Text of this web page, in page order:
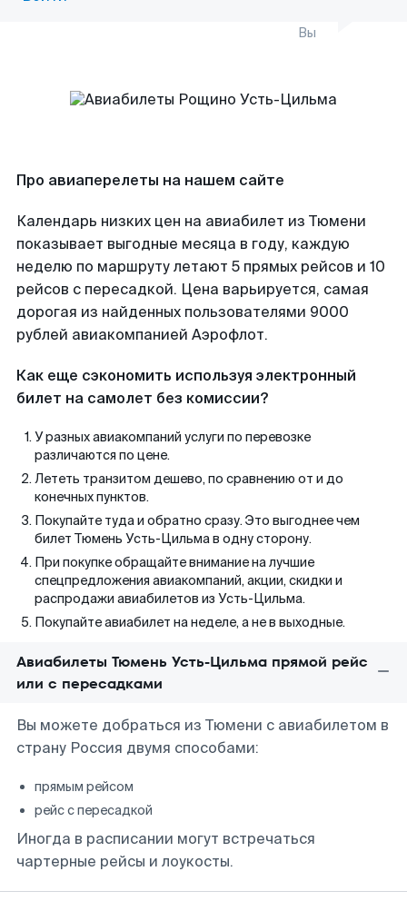
Вы
Про авиаперелеты на нашем сайте
Календарь низких цен на авиабилет из Тюмени
показывает выгодные месяца в году, каждую
неделю по маршруту летают 5 прямых рейсов и 10
рейсов с пересадкой. Цена варьируется, самая
дорогая из найденных пользователями 9000
рублей авиакомпанией Аэрофлот.
Как еще сэкономить используя электронный
билет на самолет без комиссии?
У разных авиакомпаний услуги по перевозке
различаются по цене.
Лететь транзитом дешево, по сравнению от и до
конечных пунктов.
Покупайте туда и обратно сразу. Это выгоднее чем
билет Тюмень Усть-Цильма в одну сторону.
При покупке обращайте внимание на лучшие
спецпредложения авиакомпаний, акции, скидки и
распродажи авиабилетов из Усть-Цильма.
Покупайте авиабилет на неделе, а не в выходные.
Авиабилеты Тюмень Усть-Цильма прямой рейс
или с пересадками
Вы можете добраться из Тюмени с авиабилетом в
страну Россия двумя способами:
прямым рейсом
рейс с пересадкой
Иногда в расписании могут встречаться
чартерные рейсы и лоукосты.